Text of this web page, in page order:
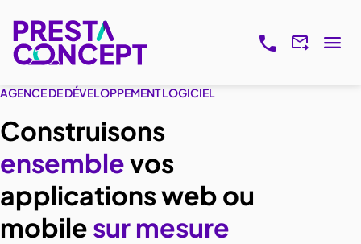
AGENCE DE DÉVELOPPEMENT LOGICIEL
Construisons
ensemblevos
applications web ou
mobile sur mesure